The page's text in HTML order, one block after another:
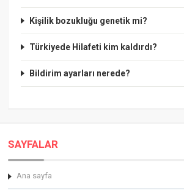
Kişilik bozukluğu genetik mi?
Türkiyede Hilafeti kim kaldırdı?
Bildirim ayarları nerede?
SAYFALAR
Ana sayfa